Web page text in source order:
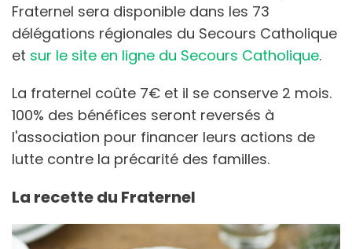
Fraternel sera disponible dans les 73
délégations régionales du Secours Catholique
et sur le site en ligne du Secours Catholique.
La fraternel coûte 7€ et il se conserve 2 mois.
100% des bénéfices seront reversés à
l'association pour financer leurs actions de
lutte contre la précarité des familles.
La recette du Fraternel